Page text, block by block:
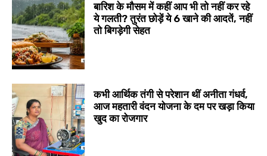
बारिश के मौसम में कहीं आप भी तो नहीं कर रहे
ये गलती? तुरंत छोड़ें ये 6 खाने की आदतें, नहीं
तो बिगड़ेगी सेहत
कभी आर्थिक तंगी से परेशान थीं अनीता गंधर्व,
आज महतारी वंदन योजना के दम पर खड़ा किया
खुद का रोजगार